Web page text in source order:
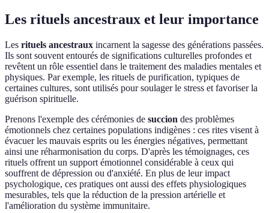
Les rituels ancestraux et leur importance
Les rituels ancestraux incarnent la sagesse des générations passées.
Ils sont souvent entourés de significations culturelles profondes et
revêtent un rôle essentiel dans le traitement des maladies mentales et
physiques. Par exemple, les rituels de purification, typiques de
certaines cultures, sont utilisés pour soulager le stress et favoriser la
guérison spirituelle.
Prenons l'exemple des cérémonies de succion des problèmes
émotionnels chez certaines populations indigènes : ces rites visent à
évacuer les mauvais esprits ou les énergies négatives, permettant
ainsi une réharmonisation du corps. D'après les témoignages, ces
rituels offrent un support émotionnel considérable à ceux qui
souffrent de dépression ou d'anxiété. En plus de leur impact
psychologique, ces pratiques ont aussi des effets physiologiques
mesurables, tels que la réduction de la pression artérielle et
l'amélioration du système immunitaire.